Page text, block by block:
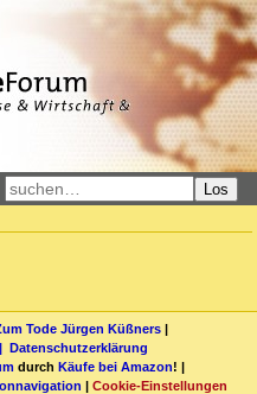
Los
Tode Jürgen Küßners |
Datenschutzerklärung
durch Käufe bei Amazon! |
| Cookie-Einstellungen